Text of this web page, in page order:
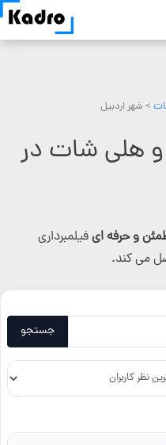
> شهر اردبیل
و هلی شات در
و حرفه ایفیلمبرداری
می کند.
جستجو